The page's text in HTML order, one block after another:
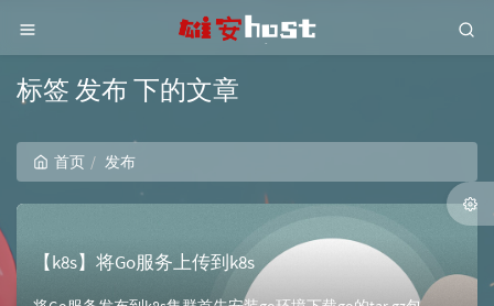
标签 发布 下的文章
首页 发布
【k8s】将Go服务上传到k8s